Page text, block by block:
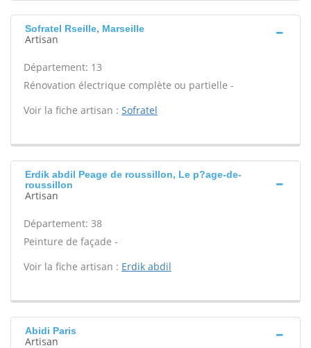
Sofratel Rseille, Marseille
Artisan
Département: 13
Rénovation électrique complète ou partielle -
Voir la fiche artisan : Sofratel
Erdik abdil Peage de roussillon, Le p?age-de-
roussillon
Artisan
Département: 38
Peinture de façade -
Voir la fiche artisan : Erdik abdil
Abidi Paris
Artisan